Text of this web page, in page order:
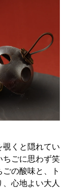
覗くと隠れてい
ちごに思わず笑
の酸味と、ト
心地よい大人